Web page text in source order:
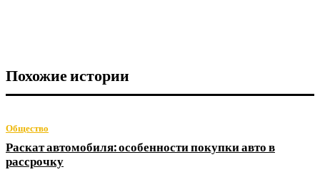
Похожие истории
Общество
Раскат автомобиля: особенности покупки авто в
рассрочку